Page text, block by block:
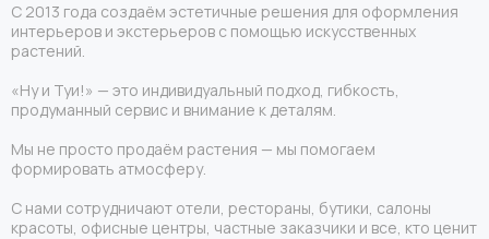
С 2013 года создаём эстетичные решения для оформления
интерьеров и экстерьеров с помощью искусственных
растений.
«Ну и Туи!» — это индивидуальный подход, гибкость,
продуманный сервис и внимание к деталям.
Мы не просто продаём растения — мы помогаем
формировать атмосферу.
С нами сотрудничают отели, рестораны, бутики, салоны
красоты, офисные центры, частные заказчики и все, кто ценит